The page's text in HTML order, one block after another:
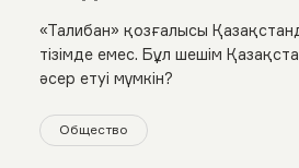
«Талибан» қозғалысы
тізімде емес. Бұл шешім
әсер етуі мүмкін?
Общество